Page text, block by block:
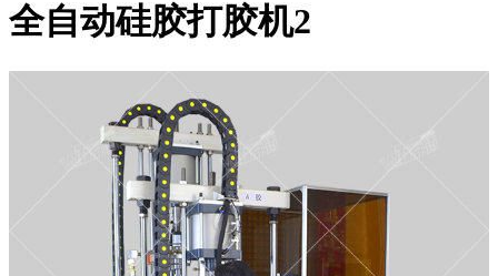
全自动硅胶打胶机2